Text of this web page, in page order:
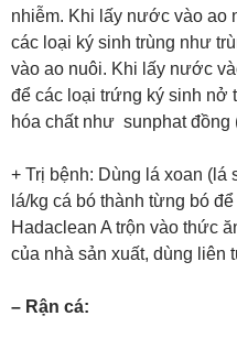
nhiễm. Khi lấy nước vào ao
các loại ký sinh trùng như
vào ao nuôi. Khi lấy nước
để các loại trứng ký sinh nở
hóa chất như sunphat đồng
+ Trị bệnh: Dùng lá xoan
lá/kg cá bó thành từng bó
Hadaclean A trộn vào thức
của nhà sản xuất, dùng liên
– Rận cá: